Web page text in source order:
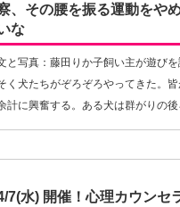
、その腰を振る運動をや
な
と写真：藤田りか子飼い主が遊び
く犬たちがぞろぞろやってきた。
計に興奮する。ある犬は群がりの後
7(水) 開催！心理カウンセ